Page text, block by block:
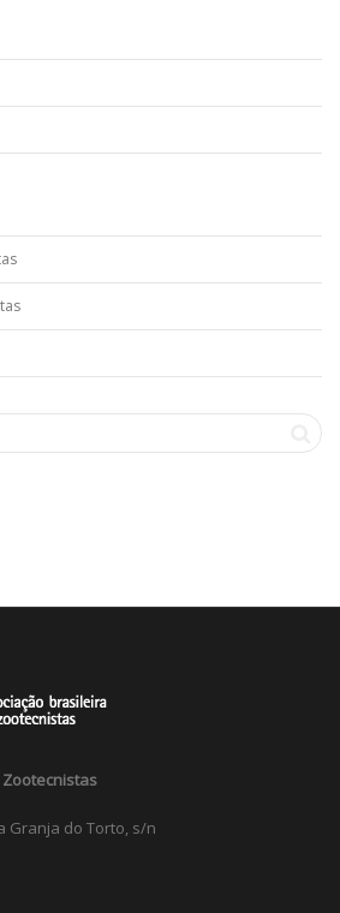
Granja do Torto, s/n